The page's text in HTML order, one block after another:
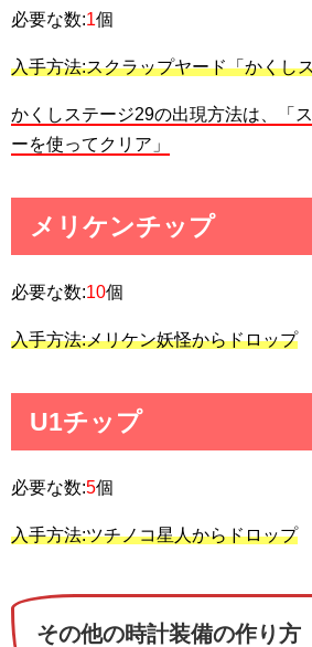
必要な数:1個
入手方法:スクラップヤード「かくし
かくしステージ29の出現方法は、「
ーを使ってクリア」
メリケンチップ
必要な数:10個
入手方法:メリケン妖怪からドロップ
U1チップ
必要な数:5個
入手方法:ツチノコ星人からドロップ
その他の時計装備の作り方